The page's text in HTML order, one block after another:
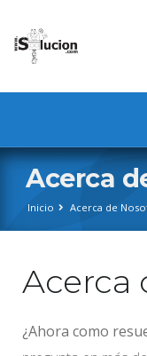
Acerca
Inicio Acerca de
Acerca
¿Ahora como